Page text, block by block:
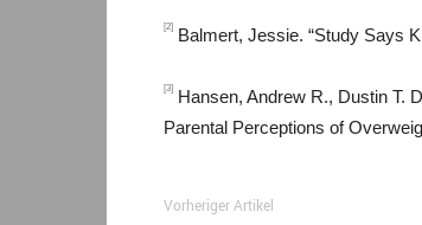
[2] Balmert, Jessie. “Study Says
[3] Hansen, Andrew R., Dustin T.
Parental Perceptions of
Vorheriger Artikel